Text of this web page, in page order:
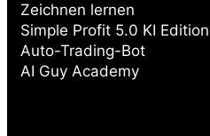
Zeichnen lernen
Simple Profit 5.0 KI Edition
Auto-Trading-Bot
AI Guy Academy